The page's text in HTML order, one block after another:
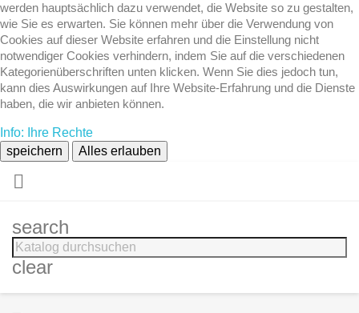
werden hauptsächlich dazu verwendet, die Website so zu gestalten,
wie Sie es erwarten. Sie können mehr über die Verwendung von
Cookies auf dieser Website erfahren und die Einstellung nicht
notwendiger Cookies verhindern, indem Sie auf die verschiedenen
Kategorienüberschriften unten klicken. Wenn Sie dies jedoch tun,
kann dies Auswirkungen auf Ihre Website-Erfahrung und die Dienste
haben, die wir anbieten können.
Info: Ihre Rechte
speichern
Alles erlauben

search
clear